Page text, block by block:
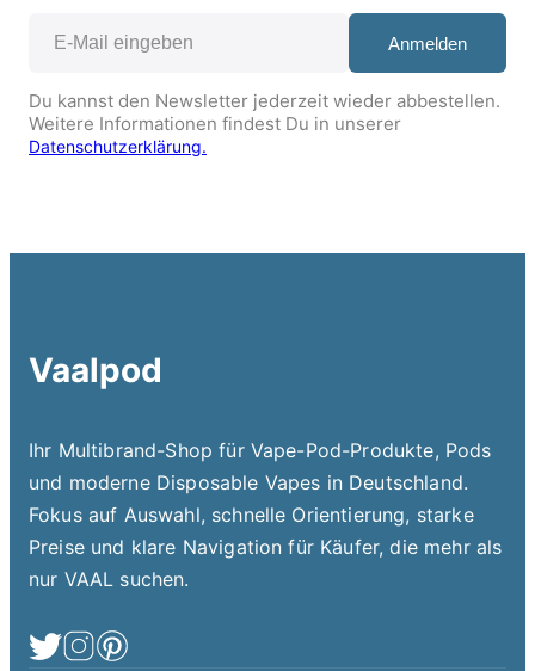
Anmelden
Du kannst den Newsletter jederzeit wieder abbestellen.
Weitere Informationen findest Du in unserer
Datenschutzerklärung.
Vaalpod
Ihr Multibrand-Shop für Vape-Pod-Produkte, Pods
und moderne Disposable Vapes in Deutschland.
Fokus auf Auswahl, schnelle Orientierung, starke
Preise und klare Navigation für Käufer, die mehr als
nur VAAL suchen.